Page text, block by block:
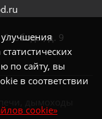
по сайту, вы
в соответствии
cookie»
Слободы, д. 9
дымоходы